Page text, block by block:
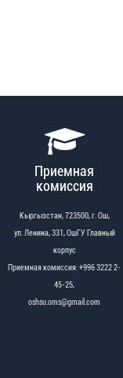
Приемная
комиссия
Кыргызстан, 723500, г. Ош,
ул. Ленина, 331, ОшГУ Главный
корпус
Приемная комиссия: +996 3222 2-
45-25,
oshsu.oms@gmail.com